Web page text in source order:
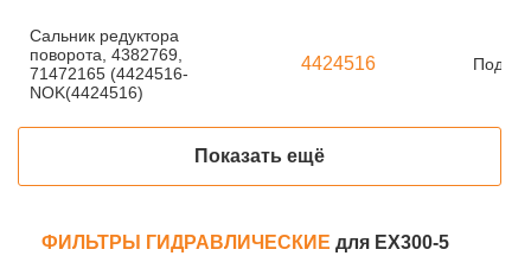
Сальник редуктора
поворота, 4382769,
71472165 (4424516-
NOK(4424516)
4424516 Под
Показать ещё
ФИЛЬТРЫ ГИДРАВЛИЧЕСКИЕ для EX300-5